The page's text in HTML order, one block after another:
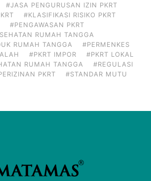
#JASA PENGURUSAN IZIN PKRT
#KLASIFIKASI RISIKO PKRT
#PENGAWASAN PKRT
RUMAH TANGGA
RUMAH TANGGA
#PERMENKES
#PKRT IMPOR
#PKRT LOKAL
RUMAH TANGGA
#REGULASI
PKRT
#STANDAR MUTU